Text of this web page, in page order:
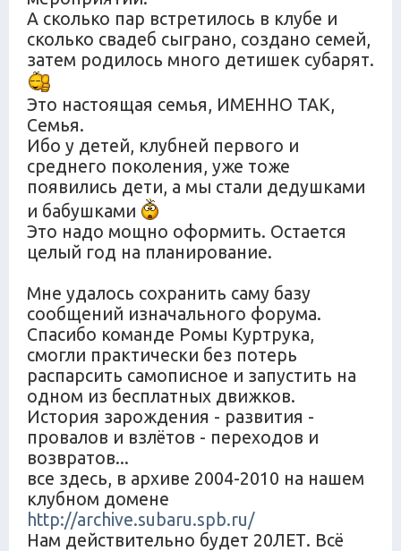
А сколько пар встретилось в клубе и
сколько свадеб сыграно, создано семей,
затем родилось много детишек субарят.
Это настоящая семья, ИМЕННО ТАК,
Семья.
Ибо у детей, клубней первого и
среднего поколения, уже тоже
появились дети, а мы стали дедушками
и бабушками
Это надо мощно оформить. Остается
целый год на планирование.
Мне удалось сохранить саму базу
сообщений изначального форума.
Спасибо команде Ромы Куртрука,
смогли практически без потерь
распарсить самописное и запустить на
одном из бесплатных движков.
История зарождения - развития -
провалов и взлётов - переходов и
возвратов...
все здесь, в архиве 2004-2010 на нашем
клубном домене
http://archive.subaru.spb.ru/
Нам действительно будет 20ЛЕТ. Всё